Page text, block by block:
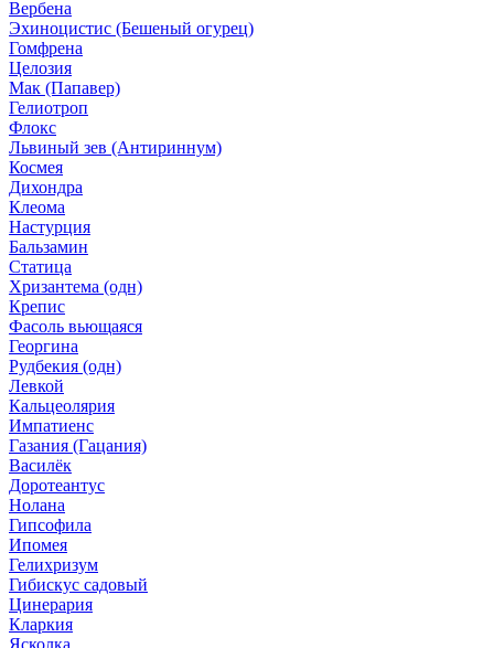
Вербена
Эхиноцистис (Бешеный огурец)
Гомфрена
Целозия
Мак (Папавер)
Гелиотроп
Флокс
Львиный зев (Антириннум)
Космея
Дихондра
Клеома
Настурция
Бальзамин
Статица
Хризантема (одн)
Крепис
Фасоль вьющаяся
Георгина
Рудбекия (одн)
Левкой
Кальцеолярия
Импатиенс
Газания (Гацания)
Василёк
Доротеантус
Нолана
Гипсофила
Ипомея
Гелихризум
Гибискус садовый
Цинерария
Кларкия
Ясколка